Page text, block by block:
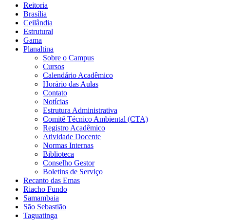
Reitoria
Brasília
Ceilândia
Estrutural
Gama
Planaltina
Sobre o Campus
Cursos
Calendário Acadêmico
Horário das Aulas
Contato
Notícias
Estrutura Administrativa
Comitê Técnico Ambiental (CTA)
Registro Acadêmico
Atividade Docente
Normas Internas
Biblioteca
Conselho Gestor
Boletins de Serviço
Recanto das Emas
Riacho Fundo
Samambaia
São Sebastião
Taguatinga